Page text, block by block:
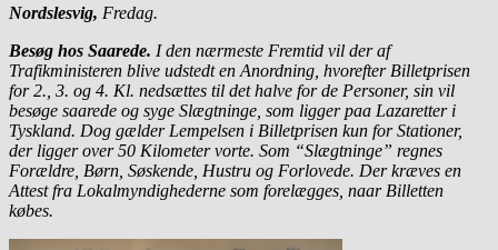
Nordslesvig, Fredag.
Besøg hos Saarede. I den nærmeste Fremtid vil der af
Trafikministeren blive udstedt en Anordning, hvorefter Billetprisen
for 2., 3. og 4. Kl. nedsættes til det halve for de Personer, sin vil
besøge saarede og syge Slægtninge, som ligger paa Lazaretter i
Tyskland. Dog gælder Lempelsen i Billetprisen kun for Stationer,
der ligger over 50 Kilometer vorte. Som “Slægtninge” regnes
Forældre, Børn, Søskende, Hustru og Forlovede. Der kræves en
Attest fra Lokalmyndighederne som forelægges, naar Billetten
købes.